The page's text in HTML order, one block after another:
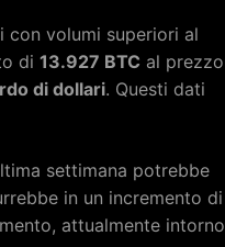
con volumi superiori al
di 13.927 BTC al prezzo
di dollari. Questi dati
settimana potrebbe
in un incremento di
attualmente intorno